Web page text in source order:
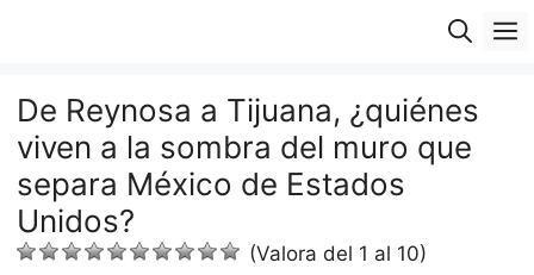
De Reynosa a Tijuana, ¿quiénes
viven a la sombra del muro que
separa México de Estados
Unidos?
(Valora del 1 al 10)